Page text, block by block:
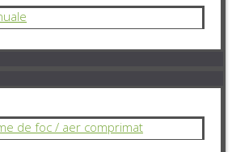
de foc / aer comprimat